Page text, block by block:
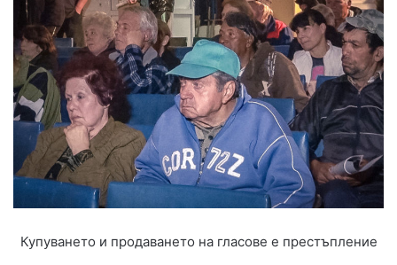
Купуването и продаването на гласове е престъпление